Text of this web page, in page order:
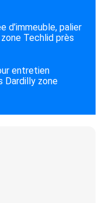
d’immeuble, palier
Techlid près
entretien
Dardilly zone